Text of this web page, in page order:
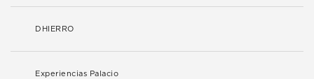
DHIERRO
Experiencias Palacio